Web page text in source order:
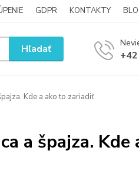
GDPR KONTAKTY
Hľadať
Kde a ako to zariadiť
a špajza.